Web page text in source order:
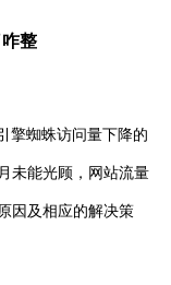
整
擎蜘蛛访问量下降的
未能光顾，网站流量
因及相应的解决策